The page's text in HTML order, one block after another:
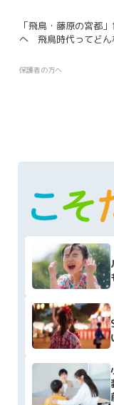
「飛鳥・藤原の宮都
へ 飛鳥時代ってどん
保護者の方へ